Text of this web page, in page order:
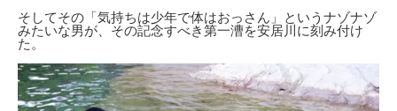
そしてその「気持ちは少年で体はおっさん」というナゾナゾ
みたいな男が、その記念すべき第一漕を安居川に刻み付け
た。